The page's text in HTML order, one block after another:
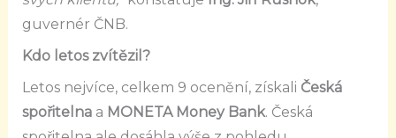
guvernér ČNB.
Kdo letos zvítězil?
Letos nejvíce, celkem 9 ocenění, získali Česká
spořitelna a MONETA Money Bank. Česká